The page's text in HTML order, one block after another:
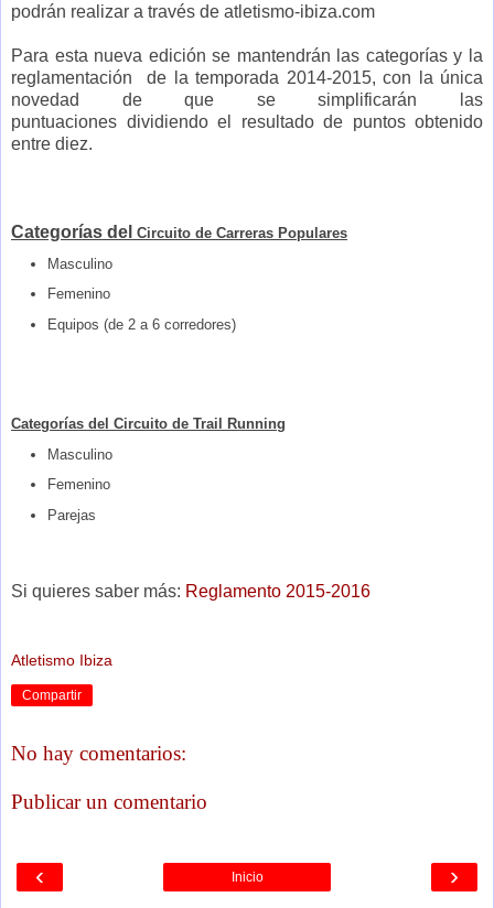
podrán realizar a través de atletismo-ibiza.com
Para esta nueva edición se mantendrán las categorías y la
reglamentación de la temporada 2014-2015, con la única
novedad de que se simplificarán las
puntuaciones dividiendo el resultado de puntos obtenido
entre diez.
Categorías del Circuito de Carreras Populares
Masculino
Femenino
Equipos (de 2 a 6 corredores)
Categorías del Circuito de Trail Running
Masculino
Femenino
Parejas
Si quieres saber más: Reglamento 2015-2016
Atletismo Ibiza
Compartir
No hay comentarios:
Publicar un comentario
‹ ›
Inicio